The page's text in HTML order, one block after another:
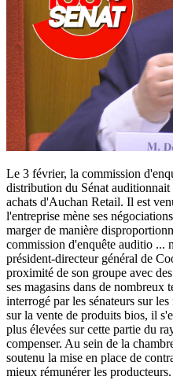
Le 3 février, la commission
distribution du Sénat
achats d'Auchan Retail. Il est
l'entreprise mène ses
marger de manière
commission d'enquête auditio ...
président-directeur général de
proximité de son groupe avec
ses magasins dans de nombreux
interrogé par les sénateurs sur
sur la vente de produits bios, il
plus élevées sur cette partie du
compenser. Au sein de la
soutenu la mise en place de
mieux rémunérer les